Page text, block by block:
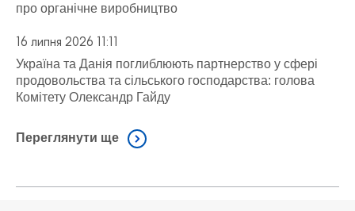
про органічне виробництво
16 липня 2026 11:11
Україна та Данія поглиблюють партнерство у сфері
продовольства та сільського господарства: голова
Комітету Олександр Гайду
Переглянути ще